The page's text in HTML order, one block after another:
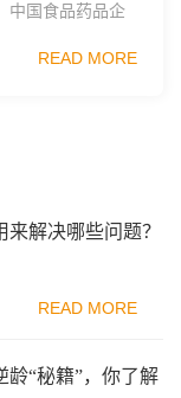
中国食品药品企
学...
READ MORE
解决哪些问题？
READ MORE
龄“秘籍”，你了解